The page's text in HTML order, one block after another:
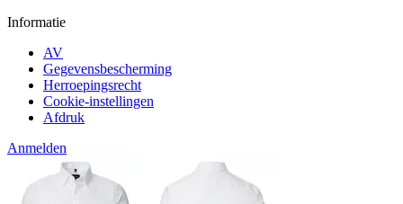
Informatie
AV
Gegevensbescherming
Herroepingsrecht
Cookie-instellingen
Afdruk
Anmelden